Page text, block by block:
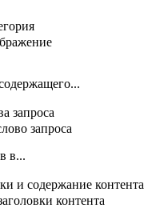
запроса
запроса
в...
и содержание контента
контента